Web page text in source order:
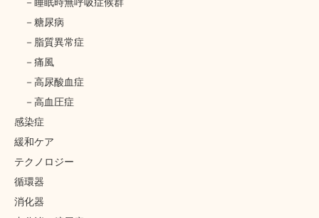
糖尿病
脂質異常症
痛風
高尿酸血症
高血圧症
感染症
緩和ケア
テクノロジー
循環器
消化器